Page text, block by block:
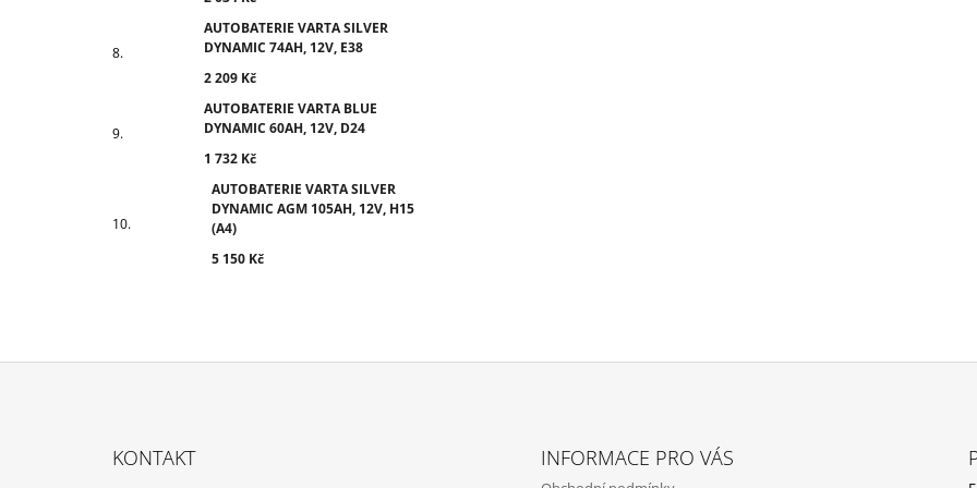
AUTOBATERIE VARTA SILVER
DYNAMIC 74AH, 12V, E38
2 209 Kč
AUTOBATERIE VARTA BLUE
DYNAMIC 60AH, 12V, D24
1 732 Kč
AUTOBATERIE VARTA SILVER
DYNAMIC AGM 105AH, 12V, H15
(A4)
5 150 Kč
KONTAKT INFORMACE PRO VÁS